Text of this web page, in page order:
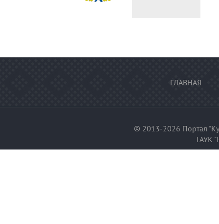
ГЛАВНАЯ
© 2013-2026 Портал
ГАУК